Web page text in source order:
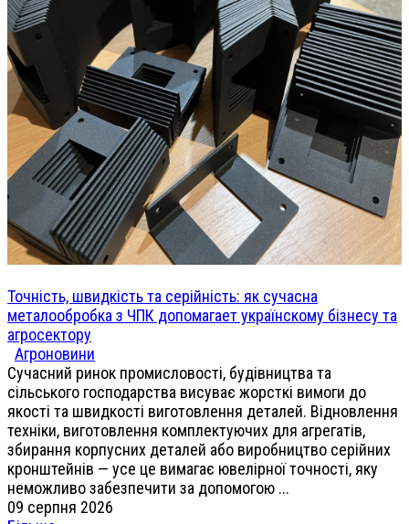
Точність, швидкість та серійність: як сучасна
металообробка з ЧПК допомагает українскому бізнесу та
агросектору
Агроновини
Сучасний ринок промисловості, будівництва та
сільського господарства висуває жорсткі вимоги до
якості та швидкості виготовлення деталей. Відновлення
техніки, виготовлення комплектуючих для агрегатів,
збирання корпусних деталей або виробництво серійних
кронштейнів — усе це вимагає ювелірної точності, яку
неможливо забезпечити за допомогою ...
09 серпня 2026